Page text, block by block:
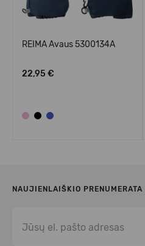
REIMA Avaus 5300134A
22,95 €
NAUJIENLAIŠKIO PRENUMERATA